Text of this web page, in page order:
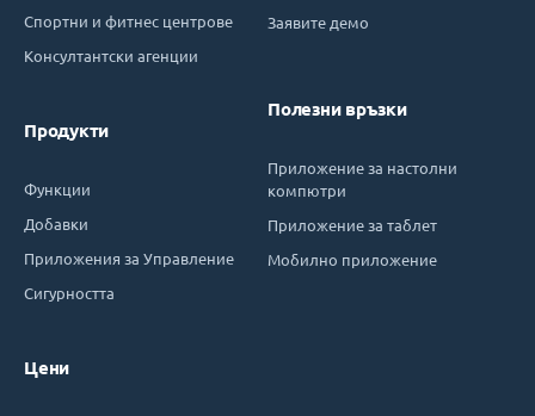
Спортни и фитнес центрове
Консултантски агенции
Продукти
Функции
Добавки
Приложения за Управление
Сигурността
Цени
Заявите демо
Полезни връзки
Приложение за настолни
компютри
Приложение за таблет
Мобилно приложение